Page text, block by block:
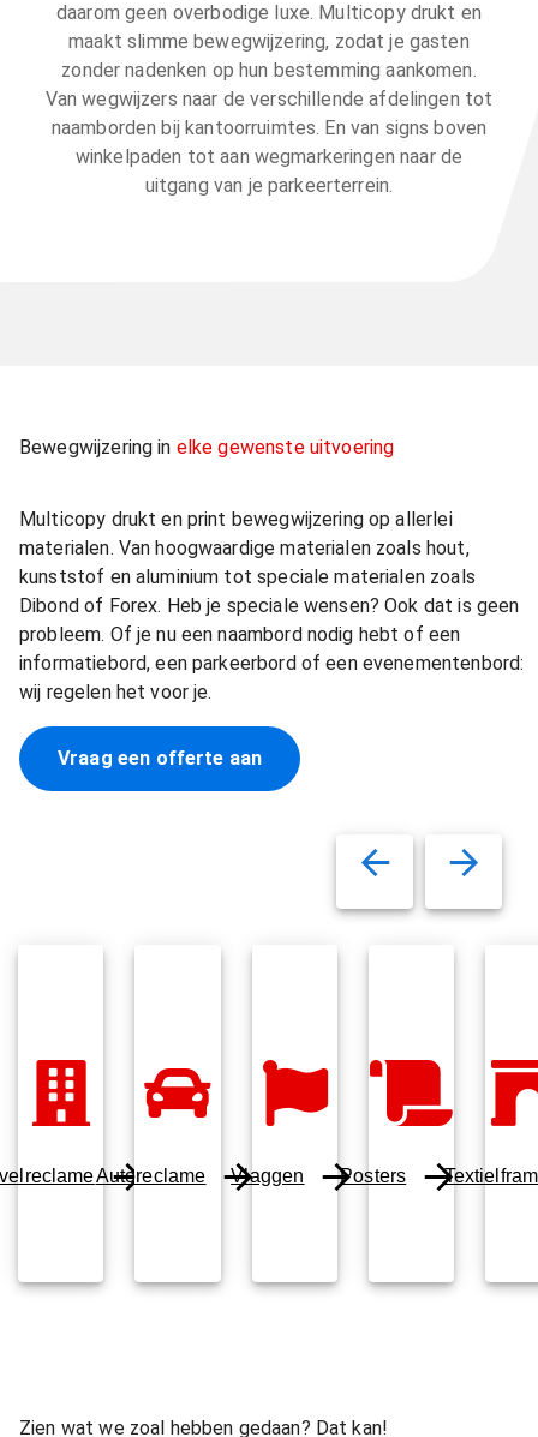
daarom geen overbodige luxe. Multicopy drukt en
maakt slimme bewegwijzering, zodat je gasten
zonder nadenken op hun bestemming aankomen.
Van wegwijzers naar de verschillende afdelingen tot
naamborden bij kantoorruimtes. En van signs boven
winkelpaden tot aan wegmarkeringen naar de
uitgang van je parkeerterrein.
Bewegwijzering in elke gewenste uitvoering
Multicopy drukt en print bewegwijzering op allerlei
materialen. Van hoogwaardige materialen zoals hout,
kunststof en aluminium tot speciale materialen zoals
Dibond of Forex. Heb je speciale wensen? Ook dat is geen
probleem. Of je nu een naambord nodig hebt of een
informatiebord, een parkeerbord of een evenementenbord:
wij regelen het voor je.
Vraag een offerte aan
Autoreclame Vlaggen Posters
Zien wat we zoal hebben gedaan? Dat kan!